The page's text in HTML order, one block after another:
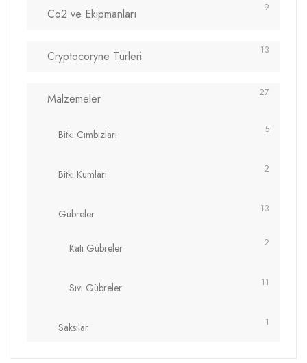
Co2 ve Ekipmanları 9
Cryptocoryne Türleri 13
Malzemeler 27
Bitki Cımbızları 5
Bitki Kumları 2
Gübreler 13
Katı Gübreler 2
Sıvı Gübreler 11
Saksılar 1